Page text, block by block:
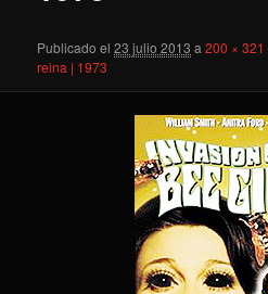
Publicado el 23 julio 2013 a200 × 321
reina | 1973